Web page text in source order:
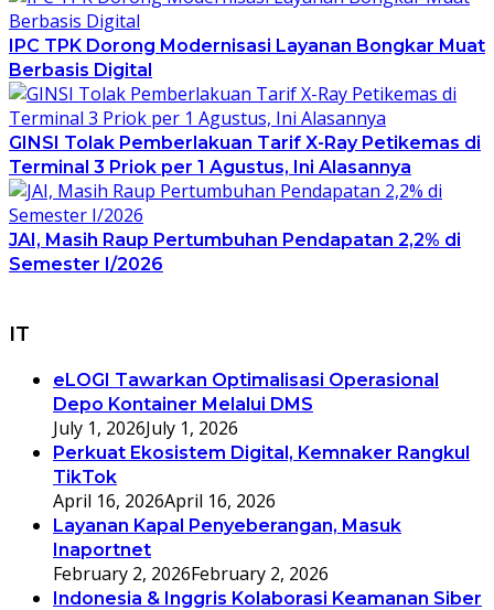
IPC TPK Dorong Modernisasi Layanan Bongkar Muat
Berbasis Digital
GINSI Tolak Pemberlakuan Tarif X-Ray Petikemas di
Terminal 3 Priok per 1 Agustus, Ini Alasannya
JAI, Masih Raup Pertumbuhan Pendapatan 2,2% di
Semester I/2026
IT
eLOGI Tawarkan Optimalisasi Operasional
Depo Kontainer Melalui DMS
July 1, 2026July 1, 2026
Perkuat Ekosistem Digital, Kemnaker Rangkul
TikTok
April 16, 2026April 16, 2026
Layanan Kapal Penyeberangan, Masuk
Inaportnet
February 2, 2026February 2, 2026
Indonesia & Inggris Kolaborasi Keamanan Siber